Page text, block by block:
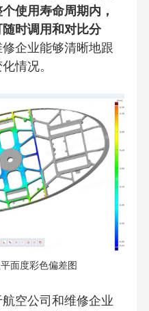
使用寿命周期内，
时调用和对比分
企业能够清晰地跟
情况。
面度彩色偏差图
空公司和维修企业